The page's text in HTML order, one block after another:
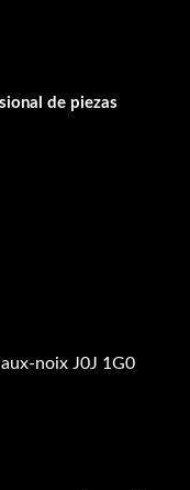
de piezas
noix J0J 1G0